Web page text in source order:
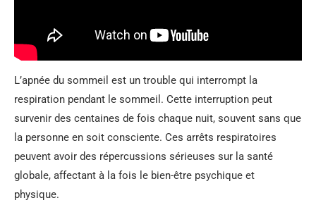
L’apnée du sommeil est un trouble qui interrompt la
respiration pendant le sommeil. Cette interruption peut
survenir des centaines de fois chaque nuit, souvent sans que
la personne en soit consciente. Ces arrêts respiratoires
peuvent avoir des répercussions sérieuses sur la santé
globale, affectant à la fois le bien-être psychique et
physique.